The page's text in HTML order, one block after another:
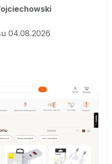
04.08.2026